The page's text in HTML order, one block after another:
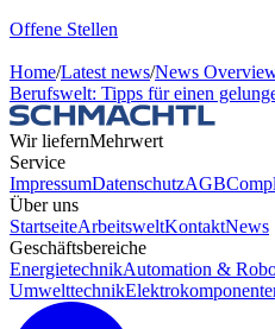
Offene Stellen
Home/Latest news/News
Berufswelt: Tipps für einen
Wir liefernMehrwert
Service
ImpressumDatenschutzAGB
Über uns
StartseiteArbeitsweltKontaktNews
Geschäftsbereiche
EnergietechnikAutomation &
Umwelttechnik